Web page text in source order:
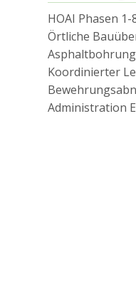
HOAI Phasen
Örtliche
Koordinierter
Administration